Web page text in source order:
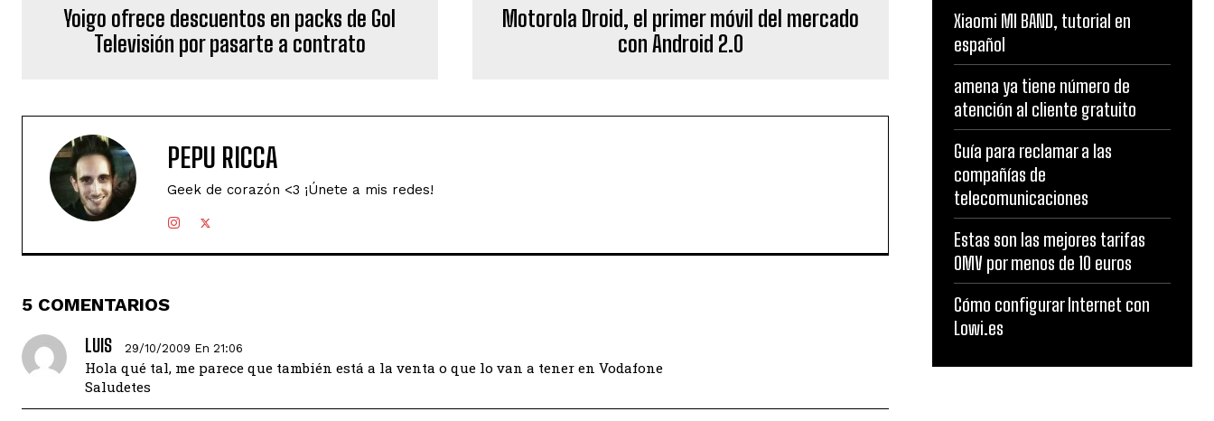
Yoigo ofrece descuentos en packs de Gol
Televisión por pasarte a contrato
Motorola Droid, el primer móvil del mercado
con Android 2.0
PEPU RICCA
Geek de corazón <3 ¡Únete a mis redes!
5 COMENTARIOS
LUIS
29/10/2009 En 21:06
Hola qué tal, me parece que también está a la venta o que lo van a tener en Vodafone
Saludetes
Xiaomi MI BAND, tutorial en
español
amena ya tiene número de
atención al cliente gratuito
Guía para reclamar a las
compañías de
telecomunicaciones
Estas son las mejores tarifas
OMV por menos de 10 euros
Cómo configurar Internet con
Lowi.es